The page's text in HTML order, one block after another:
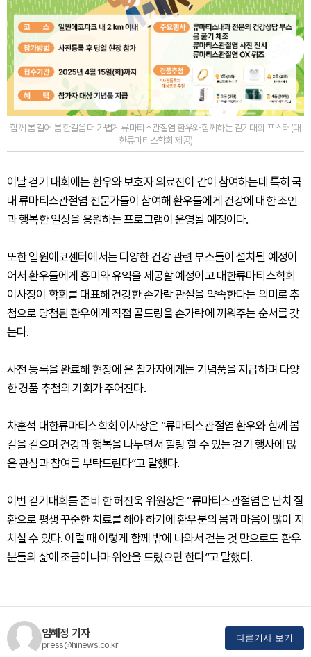
함께 봄 걸어 봄 한걸음 더 가볍게 류마티스관절염 환우와 함께하는 걷기대회 포스터 (대
한류마티스학회 제공)
이날 걷기 대회에는 환우와 보호자 의료진이 같이 참여하는데 특히 국
내 류마티스관절염 전문가들이 참여해 환우들에게 건강에 대한 조언
과 행복한 일상을 응원하는 프로그램이 운영될 예정이다.
또한 일원에코센터에서는 다양한 건강 관련 부스들이 설치될 예정이
어서 환우들에게 흥미와 유익을 제공할 예정이고 대한류마티스학회
이사장이 학회를 대표해 건강한 손가락 관절을 약속한다는 의미로 추
첨으로 당첨된 환우에게 직접 골드링을 손가락에 끼워주는 순서를 갖
는다.
사전 등록을 완료해 현장에 온 참가자에게는 기념품을 지급하며 다양
한 경품 추첨의 기회가 주어진다.
차훈석 대한류마티스학회 이사장은 “류마티스관절염 환우와 함께 봄
길을 걸으며 건강과 행복을 나누면서 힐링 할 수 있는 걷기 행사에 많
은 관심과 참여를 부탁드린다”고 말했다.
이번 걷기대회를 준비 한 허진욱 위원장은 “류마티스관절염은 난치 질
환으로 평생 꾸준한 치료를 해야 하기에 환우분의 몸과 마음이 많이 지
치실 수 있다. 이럴 때 이렇게 함께 밖에 나와서 걷는 것 만으로도 환우
분들의 삶에 조금이나마 위안을 드렸으면 한다”고 말했다.
임혜정 기자
press@hinews.co.kr
다른기사 보기